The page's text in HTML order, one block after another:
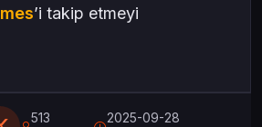
’i takip etmeyi
513
2025-09-28